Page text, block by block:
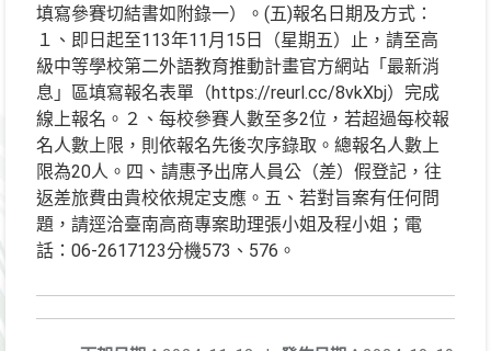
填寫參賽切結書如附錄一）。(五)報名日期及方式：
１、即日起至113年11月15日（星期五）止，請至高
級中等學校第二外語教育推動計畫官方網站「最新消
息」區填寫報名表單（https://reurl.cc/8vkXbj）完成
線上報名。２、每校參賽人數至多2位，若超過每校報
名人數上限，則依報名先後次序錄取。總報名人數上
限為20人。四、請惠予出席人員公（差）假登記，往
返差旅費由貴校依規定支應。五、若對旨案有任何問
題，請逕洽臺南高商專案助理張小姐及程小姐；電
話：06-2617123分機573、576。